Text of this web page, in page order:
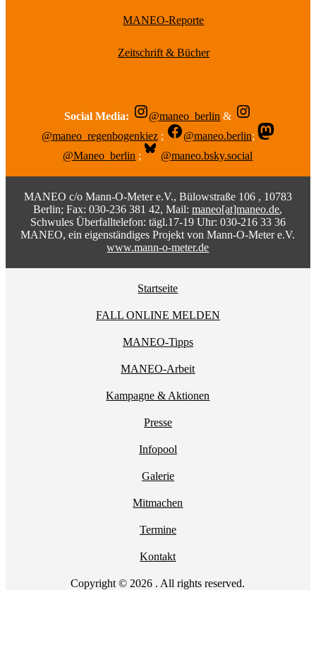
MANEO-Reporte
Zeitschrift & Bücher
Social Media: @maneo_berlin &
@maneo_regenbogenkiez ; @maneo.berlin;
@Maneo_berlin ; @maneo.bsky.social
MANEO c/o Mann-O-Meter e.V., Bülowstraße 106 , 10783
Berlin; Fax: 030-236 381 42, Mail:maneo[at]maneo.de,
Schwules Überfalltelefon: tägl.17-19 Uhr: 030-216 33 36
MANEO, ein eigenständiges Projekt von Mann-O-Meter e.V.
www.mann-o-meter.de
Startseite
FALL ONLINE MELDEN
MANEO-Tipps
MANEO-Arbeit
Kampagne & Aktionen
Presse
Infopool
Galerie
Mitmachen
Termine
Kontakt
Copyright © 2026 . All rights reserved.